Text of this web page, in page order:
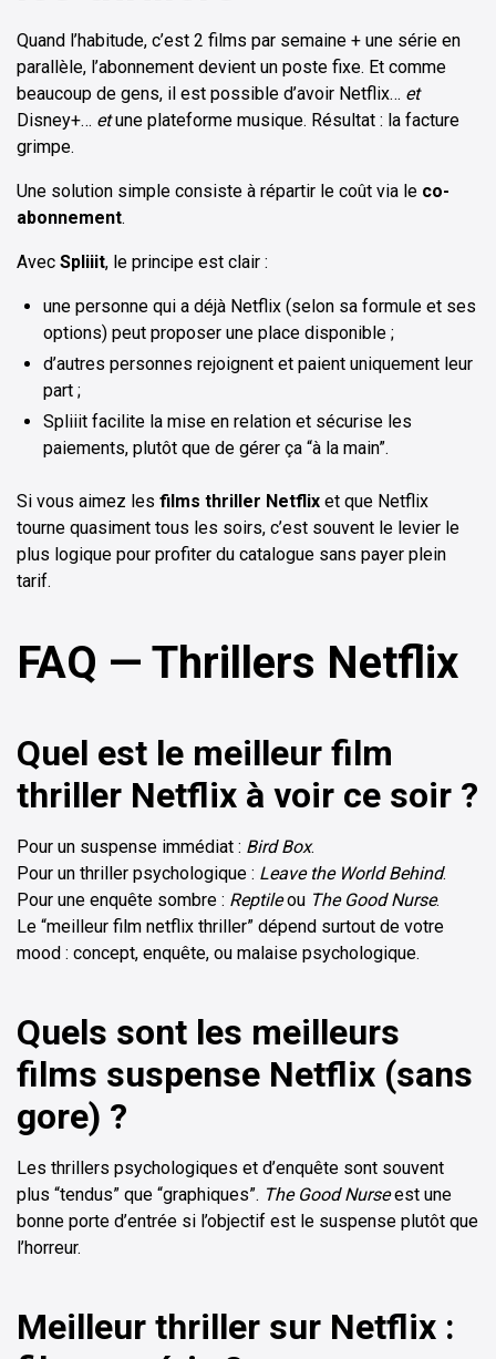
Quand l’habitude, c’est 2 films par semaine + une série en
parallèle, l’abonnement devient un poste fixe. Et comme
beaucoup de gens, il est possible d’avoir Netflix… et
Disney+… etune plateforme musique. Résultat : la facture
grimpe.
Une solution simple consiste à répartir le coût via le co-
abonnement.
Avec Spliiit, le principe est clair :
une personne qui a déjà Netflix (selon sa formule et ses
options) peut proposer une place disponible ;
d’autres personnes rejoignent et paient uniquement leur
part ;
Spliiit facilite la mise en relation et sécurise les
paiements, plutôt que de gérer ça “à la main”.
Si vous aimez les films thriller Netflix et que Netflix
tourne quasiment tous les soirs, c’est souvent le levier le
plus logique pour profiter du catalogue sans payer plein
tarif.
FAQ — Thrillers Netflix
Quel est le meilleur film
thriller Netflix à voir ce soir ?
Pour un suspense immédiat : Bird Box.
Pour un thriller psychologique : Leave the World Behind.
Pour une enquête sombre : Reptileou The Good Nurse.
Le “meilleur film netflix thriller” dépend surtout de votre
mood : concept, enquête, ou malaise psychologique.
Quels sont les meilleurs
films suspense Netflix (sans
gore) ?
Les thrillers psychologiques et d’enquête sont souvent
plus “tendus” que “graphiques”. The Good Nurseest une
bonne porte d’entrée si l’objectif est le suspense plutôt que
l’horreur.
Meilleur thriller sur Netflix :